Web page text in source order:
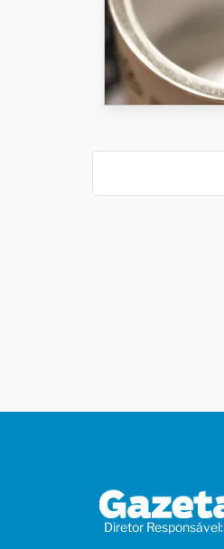
Diretor Responsável: